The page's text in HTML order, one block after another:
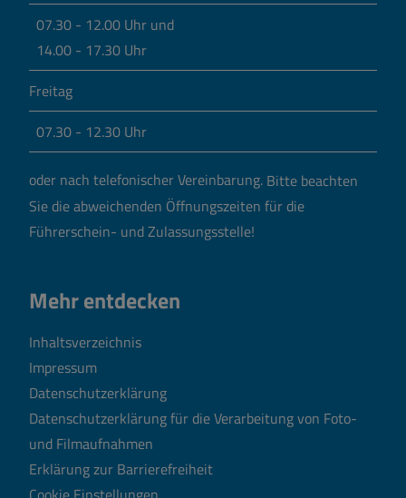
07.30 - 12.00 Uhr und
14.00 - 17.30 Uhr
Freitag
07.30 - 12.30 Uhr
oder nach telefonischer Vereinbarung. Bitte beachten
Sie die abweichenden Öffnungszeiten für die
Führerschein- und Zulassungsstelle!
Mehr entdecken
Inhaltsverzeichnis
Impressum
Datenschutzerklärung
Datenschutzerklärung für die Verarbeitung von Foto-
und Filmaufnahmen
Erklärung zur Barrierefreiheit
Cookie Einstellungen